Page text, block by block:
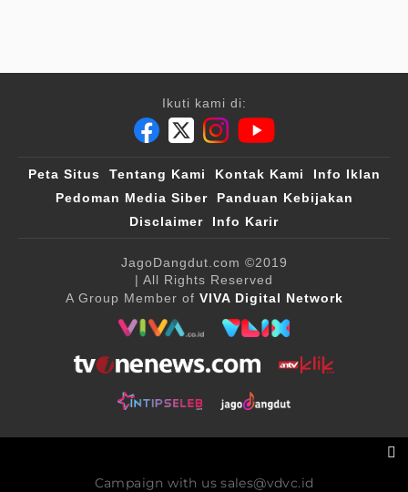
Ikuti kami di:
Peta Situs Tentang Kami Kontak Kami
Info Iklan
Pedoman Media Siber
Panduan Kebijakan
Disclaimer
Info Karir
JagoDangdut.com ©2019
| All Rights Reserved
A Group Member of VIVA Digital Network
